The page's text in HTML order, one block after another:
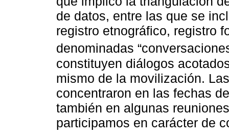
de datos, entre las que se
registro etnográfico, registro
denominadas
constituyen diálogos
mismo de la movilización.
concentraron en las fechas
también en algunas
participamos en carácter de